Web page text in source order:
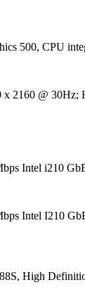
500, CPU
2160 @ 30Hz;
Intel i210
Intel I210
High